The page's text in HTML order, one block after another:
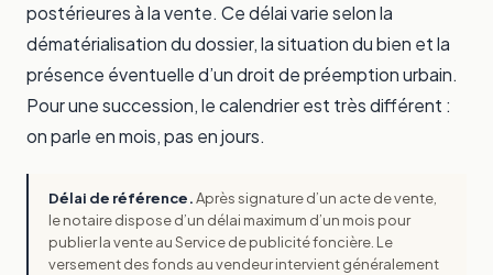
postérieures à la vente. Ce délai varie selon la
dématérialisation du dossier, la situation du bien et la
présence éventuelle d’un droit de préemption urbain.
Pour une succession, le calendrier est très différent :
on parle en mois, pas en jours.
Délai de référence.Après signature d’un acte de vente,
le notaire dispose d’un délai maximum d’un mois pour
publier la vente au Service de publicité foncière. Le
versement des fonds au vendeur intervient généralement